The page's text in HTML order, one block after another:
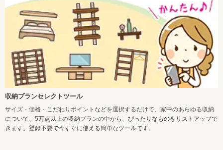
収納プランセレクトツール
サイズ・価格・こだわりポイントなどを選択するだけで、家中のあらゆる収納
について、5万点以上の収納プランの中から、ぴったりなものをリストアップで
きます。登録不要で今すぐに使える簡単なツールです。